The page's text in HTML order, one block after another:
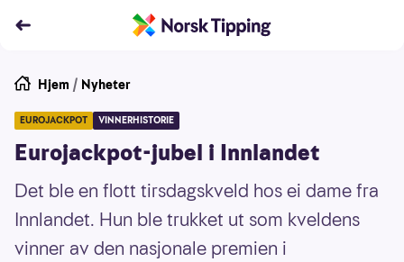
Hjem / Nyheter
EUROJACKPOT VINNERHISTORIE
Eurojackpot-jubel i Innlandet
Det ble en flott tirsdagskveld hos ei dame fra
Innlandet. Hun ble trukket ut som kveldens
vinner av den nasjonale premien i